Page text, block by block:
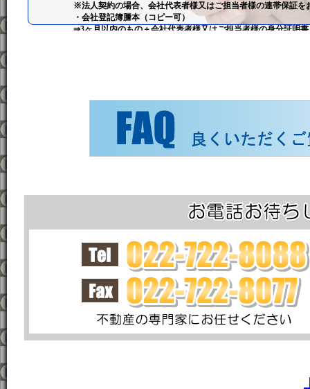
※法人契約の場合、会社代表者様又はご担当者様の連帯保証を
・会社登記簿謄本（コピー可）
⇒3ヶ月以内のもの＋会社代表者様又はご担当者様の身分証明